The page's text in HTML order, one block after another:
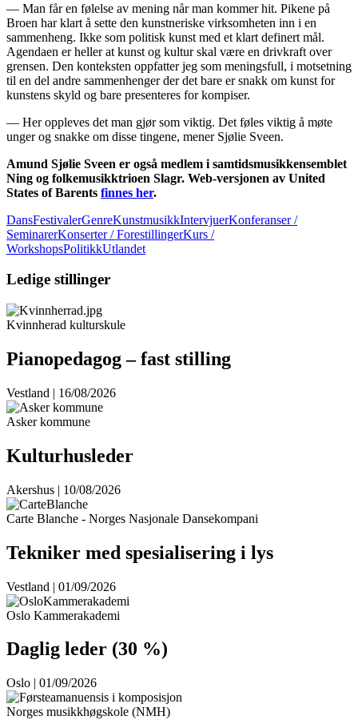
— Man får en følelse av mening når man kommer hit. Pikene på
Broen har klart å sette den kunstneriske virksomheten inn i en
sammenheng. Ikke som politisk kunst med et klart definert mål.
Agendaen er heller at kunst og kultur skal være en drivkraft over
grensen. Den konteksten oppfatter jeg som meningsfull, i motsetning
til en del andre sammenhenger der det bare er snakk om kunst for
kunstens skyld og bare presenteres for kompiser.
— Her oppleves det man gjør som viktig. Det føles viktig å møte
unger og snakke om disse tingene, mener Sjølie Sveen.
Amund Sjølie Sveen er også medlem i samtidsmusikkensemblet
Ning og folkemusikktrioen Slagr. Web-versjonen av United
States of Barents finnes her.
DansFestivalerGenreKunstmusikkIntervjuerKonferanser /
SeminarerKonserter / ForestillingerKurs /
WorkshopsPolitikkUtlandet
Ledige stillinger
Kvinnherad kulturskule
Pianopedagog – fast stilling
Vestland | 16/08/2026
Asker kommune
Kulturhusleder
Akershus | 10/08/2026
Carte Blanche - Norges Nasjonale Dansekompani
Tekniker med spesialisering i lys
Vestland | 01/09/2026
Oslo Kammerakademi
Daglig leder (30 %)
Oslo | 01/09/2026
Norges musikkhøgskole (NMH)